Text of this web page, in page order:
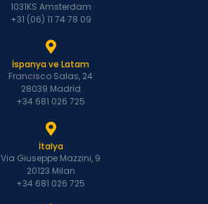
1031KS Amsterdam
+31 (06) 11 74 78 09
İspanya ve Latam
Francisco Salas, 24
28039 Madrid
+34 681 026 725
İtalya
Via Giuseppe Mazzini, 9
20123 Milan
+34 681 026 725